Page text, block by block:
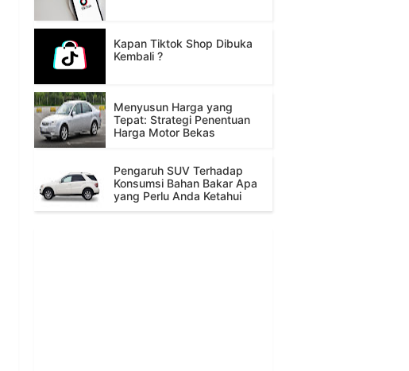
Kapan Tiktok Shop Dibuka
Kembali ?
Menyusun Harga yang
Tepat: Strategi Penentuan
Harga Motor Bekas
Pengaruh SUV Terhadap
Konsumsi Bahan Bakar Apa
yang Perlu Anda Ketahui